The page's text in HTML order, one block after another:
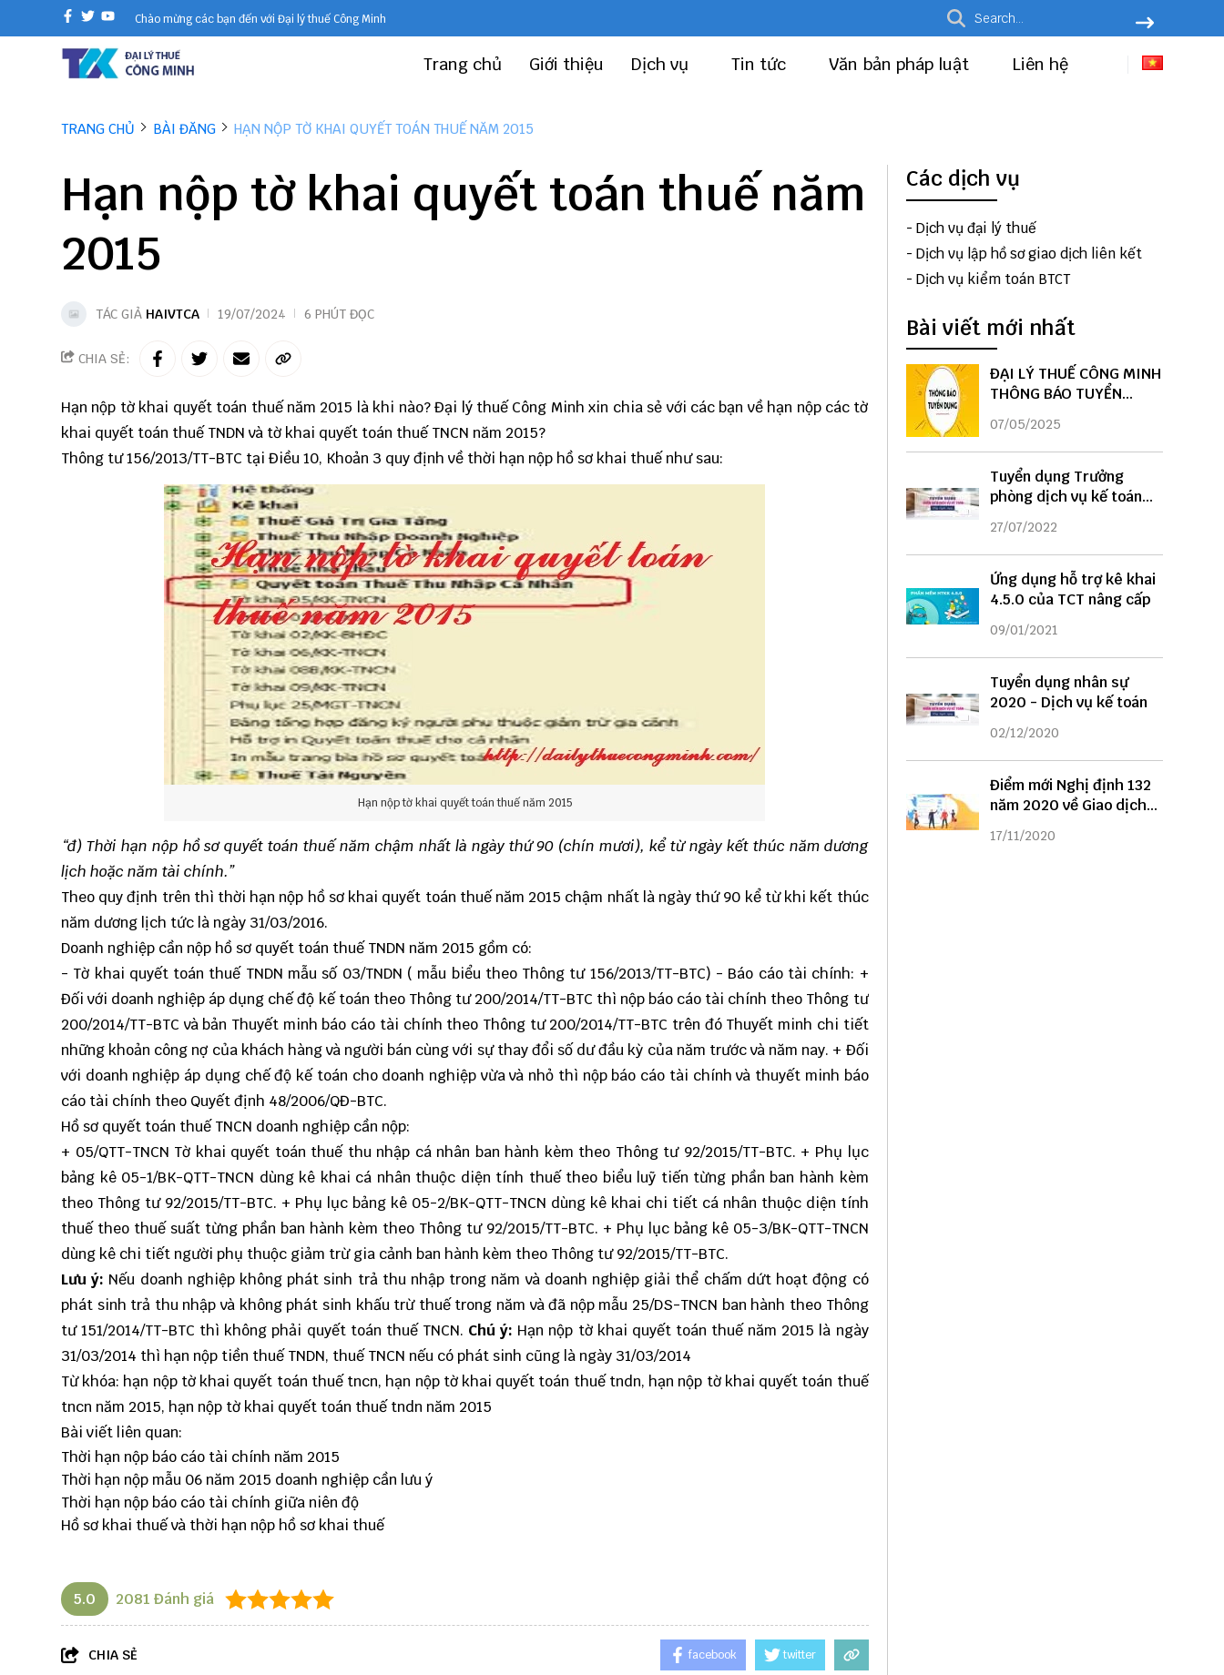
Chào mừng các bạn đến với Đại lý thuế Công Minh
Trang chủ Giới thiệu Dịch vụ Tin tức Văn bản pháp luật Liên hệ
TRANG CHỦ BÀI ĐĂNG HẠN NỘP TỜ KHAI QUYẾT TOÁN THUẾ NĂM 2015
Hạn nộp tờ khai quyết toán thuế năm
2015
TÁC GIẢ HAIVTCA 19/07/2024 6 PHÚT ĐỌC
CHIA SẺ:
Hạn nộp tờ khai quyết toán thuế năm 2015 là khi nào? Đại lý thuế Công Minh xin chia sẻ với các bạn về hạn nộp các tờ
khai quyết toán thuế TNDN và tờ khai quyết toán thuế TNCN năm 2015?
Thông tư 156/2013/TT-BTC tại Điều 10, Khoản 3 quy định về thời hạn nộp hồ sơ khai thuế như sau:
Hạn nộp tờ khai quyết toán thuế năm 2015
“đ) Thời hạn nộp hồ sơ quyết toán thuế năm chậm nhất là ngày thứ 90 (chín mươi), kể từ ngày kết thúc năm dương
lịch hoặc năm tài chính.”
Theo quy định trên thì thời hạn nộp hồ sơ khai quyết toán thuế năm 2015 chậm nhất là ngày thứ 90 kể từ khi kết thúc
năm dương lịch tức là ngày 31/03/2016.
Doanh nghiệp cần nộp hồ sơ quyết toán thuế TNDN năm 2015 gồm có:
- Tờ khai quyết toán thuế TNDN mẫu số 03/TNDN ( mẫu biểu theo Thông tư 156/2013/TT-BTC) - Báo cáo tài chính: +
Đối với doanh nghiệp áp dụng chế độ kế toán theo Thông tư 200/2014/TT-BTC thì nộp báo cáo tài chính theo Thông tư
200/2014/TT-BTC và bản Thuyết minh báo cáo tài chính theo Thông tư 200/2014/TT-BTC trên đó Thuyết minh chi tiết
những khoản công nợ của khách hàng và người bán cùng với sự thay đổi số dư đầu kỳ của năm trước và năm nay. + Đối
với doanh nghiệp áp dụng chế độ kế toán cho doanh nghiệp vừa và nhỏ thì nộp báo cáo tài chính và thuyết minh báo
cáo tài chính theo Quyết định 48/2006/QĐ-BTC.
Hồ sơ quyết toán thuế TNCN doanh nghiệp cần nộp:
+ 05/QTT-TNCN Tờ khai quyết toán thuế thu nhập cá nhân ban hành kèm theo Thông tư 92/2015/TT-BTC. + Phụ lục
bảng kê 05-1/BK-QTT-TNCN dùng kê khai cá nhân thuộc diện tính thuế theo biểu luỹ tiến từng phần ban hành kèm
theo Thông tư 92/2015/TT-BTC. + Phụ lục bảng kê 05-2/BK-QTT-TNCN dùng kê khai chi tiết cá nhân thuộc diện tính
thuế theo thuế suất từng phần ban hành kèm theo Thông tư 92/2015/TT-BTC. + Phụ lục bảng kê 05-3/BK-QTT-TNCN
dùng kê chi tiết người phụ thuộc giảm trừ gia cảnh ban hành kèm theo Thông tư 92/2015/TT-BTC.
Lưu ý: Nếu doanh nghiệp không phát sinh trả thu nhập trong năm và doanh nghiệp giải thể chấm dứt hoạt động có
phát sinh trả thu nhập và không phát sinh khấu trừ thuế trong năm và đã nộp mẫu 25/DS-TNCN ban hành theo Thông
tư 151/2014/TT-BTC thì không phải quyết toán thuế TNCN. Chú ý: Hạn nộp tờ khai quyết toán thuế năm 2015 là ngày
31/03/2014 thì hạn nộp tiền thuế TNDN, thuế TNCN nếu có phát sinh cũng là ngày 31/03/2014
Từ khóa: hạn nộp tờ khai quyết toán thuế tncn, hạn nộp tờ khai quyết toán thuế tndn, hạn nộp tờ khai quyết toán thuế
tncn năm 2015, hạn nộp tờ khai quyết toán thuế tndn năm 2015
Bài viết liên quan:
Thời hạn nộp báo cáo tài chính năm 2015
Thời hạn nộp mẫu 06 năm 2015 doanh nghiệp cần lưu ý
Thời hạn nộp báo cáo tài chính giữa niên độ
Hồ sơ khai thuế và thời hạn nộp hồ sơ khai thuế
5.0 2081 Đánh giá
CHIA SẺ facebook twitter
Các dịch vụ
- Dịch vụ đại lý thuế
- Dịch vụ lập hồ sơ giao dịch liên kết
- Dịch vụ kiểm toán BTCT
Bài viết mới nhất
ĐẠI LÝ THUẾ CÔNG MINH
THÔNG BÁO TUYỂN
DỤNG
07/05/2025
Tuyển dụng Trưởng
phòng dịch vụ kế toán
năm 2022
27/07/2022
Ứng dụng hỗ trợ kê khai
4.5.0 của TCT nâng cấp
09/01/2021
Tuyển dụng nhân sự
2020 - Dịch vụ kế toán
02/12/2020
Điểm mới Nghị định 132
năm 2020 về Giao dịch
liên kết
17/11/2020